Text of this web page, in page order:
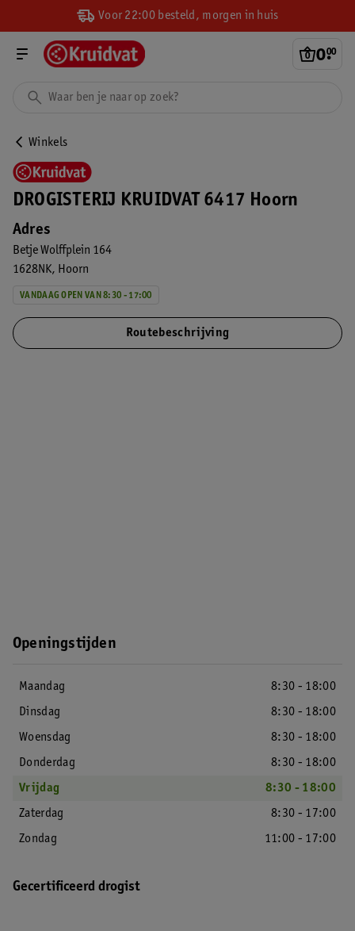
Voor 22:00 besteld, morgen in huis
0.
00
Winkels
DROGISTERIJ KRUIDVAT 6417 Hoorn
Adres
Betje Wolffplein 164
1628NK
Hoorn
VANDAAG OPEN VAN 8:30 - 17:00
Routebeschrijving
Openingstijden
Maandag
8:30 - 18:00
Dinsdag
8:30 - 18:00
Woensdag
8:30 - 18:00
Donderdag
8:30 - 18:00
Vrijdag
8:30 - 18:00
Zaterdag
8:30 - 17:00
Zondag
11:00 - 17:00
Gecertificeerd drogist